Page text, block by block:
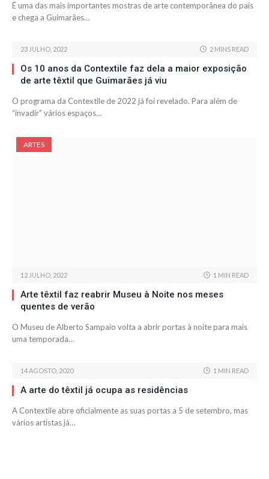
É uma das mais importantes mostras de arte contemporânea do país
e chega a Guimarães…
23 JULHO, 2022 2 MINS READ
Os 10 anos da Contextile faz dela a maior exposição
de arte têxtil que Guimarães já viu
O programa da Contextile de 2022 já foi revelado. Para além de
“invadir” vários espaços…
ARTES
12 JULHO, 2022 1 MIN READ
Arte têxtil faz reabrir Museu à Noite nos meses
quentes de verão
O Museu de Alberto Sampaio volta a abrir portas à noite para mais
uma temporada…
14 AGOSTO, 2020 1 MIN READ
A arte do têxtil já ocupa as residências
A Contextile abre oficialmente as suas portas a 5 de setembro, mas
vários artistas já…